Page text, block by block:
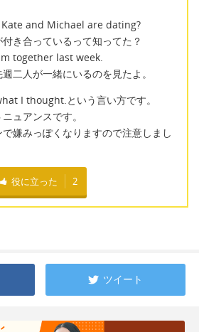
and Michael are dating?
き合っているって知ってた？
together last week.
二人が一緒にいるのを見たよ。
I thought.という言い方です。
ュアンスです。
嫌みっぽくなりますので注意しまし
役に立った 2
ツイート